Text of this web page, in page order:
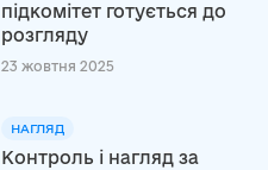
підкомітет готується до
розгляду
23 жовтня 2025
НАГЛЯД
Контроль і нагляд за